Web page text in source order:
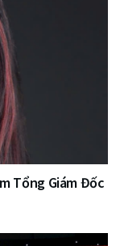
Tổng Giám Đốc